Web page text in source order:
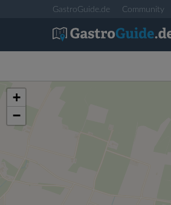
GastroGuide.de Community
+
−